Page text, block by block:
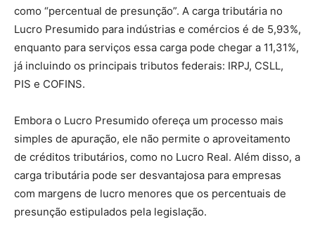
como “percentual de presunção”. A carga tributária no
Lucro Presumido para indústrias e comércios é de 5,93%,
enquanto para serviços essa carga pode chegar a 11,31%,
já incluindo os principais tributos federais: IRPJ, CSLL,
PIS e COFINS.
Embora o Lucro Presumido ofereça um processo mais
simples de apuração, ele não permite o aproveitamento
de créditos tributários, como no Lucro Real. Além disso, a
carga tributária pode ser desvantajosa para empresas
com margens de lucro menores que os percentuais de
presunção estipulados pela legislação.